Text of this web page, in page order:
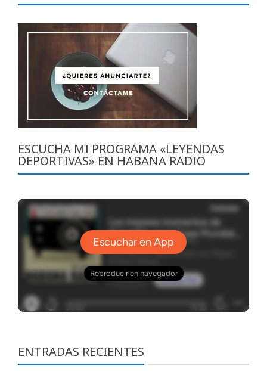
ESCUCHA MI PROGRAMA «LEYENDAS
DEPORTIVAS» EN HABANA RADIO
ENTRADAS RECIENTES